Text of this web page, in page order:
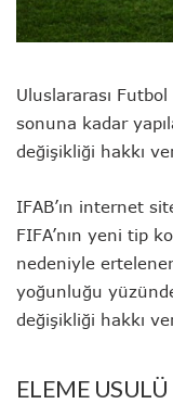
Uluslararası
sonuna kadar
değişikliği hakkı
IFAB’ın internet
FIFA’nın yeni tip
nedeniyle
yoğunluğu
değişikliği hakkı
ELEME